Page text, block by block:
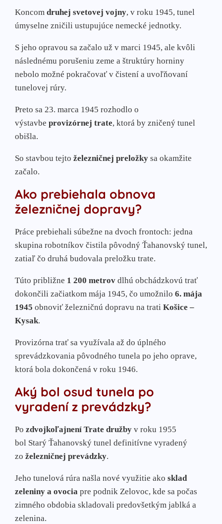
Koncom druhej svetovej vojny, v roku 1945, tunel
úmyselne zničili ustupujúce nemecké jednotky.
S jeho opravou sa začalo už v marci 1945, ale kvôli
následnému porušeniu zeme a štruktúry horniny
nebolo možné pokračovať v čistení a uvoľňovaní
tunelovej rúry.
Preto sa 23. marca 1945 rozhodlo o
výstavbe provizórnej trate, ktorá by zničený tunel
obišla.
So stavbou tejto železničnej preložky sa okamžite
začalo.
Ako prebiehala obnova
železničnej dopravy?
Práce prebiehali súbežne na dvoch frontoch: jedna
skupina robotníkov čistila pôvodný Ťahanovský tunel,
zatiaľ čo druhá budovala preložku trate.
Túto približne 1 200 metrov dlhú obchádzkovú trať
dokončili začiatkom mája 1945, čo umožnilo 6. mája
1945 obnoviť železničnú dopravu na trati Košice –
Kysak.
Provizórna trať sa využívala až do úplného
sprevádzkovania pôvodného tunela po jeho oprave,
ktorá bola dokončená v roku 1946.
Aký bol osud tunela po
vyradení z prevádzky?
Po zdvojkoľajnení Trate družby v roku 1955
bol Starý Ťahanovský tunel definitívne vyradený
zo železničnej prevádzky.
Jeho tunelová rúra našla nové využitie ako sklad
zeleniny a ovocia pre podnik Zelovoc, kde sa počas
zimného obdobia skladovali predovšetkým jablká a
zelenina.